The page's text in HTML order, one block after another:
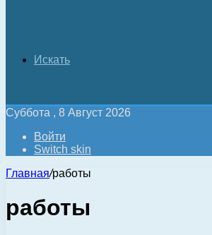
Искать
Суббота , 8 Август 2026
Войти
Switch skin
Главная/работы
работы